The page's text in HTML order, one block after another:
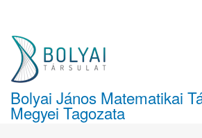
fiók
menüje
Bolyai János Matematikai
Megyei Tagozata